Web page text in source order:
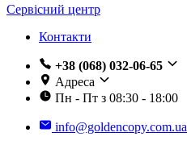
Сервісний центр
Контакти
+38 (068) 032-06-65
Адреса
Пн - Пт з 08:30 - 18:00
info@goldencopy.com.ua